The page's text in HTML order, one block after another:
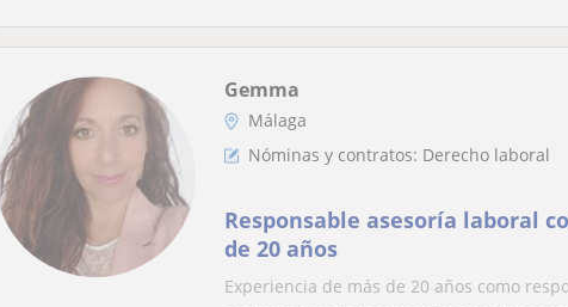
Gemma
Málaga
Nóminas y contratos: Derecho laboral
Responsable asesoría laboral
de 20 años
Experiencia de más de 20 años como